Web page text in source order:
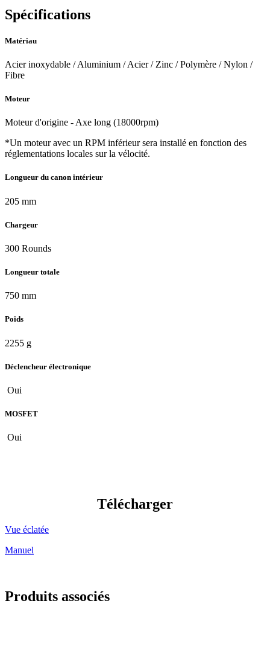
Spécifications
Matériau
Acier inoxydable / Aluminium / Acier / Zinc / Polymère / Nylon /
Fibre
Moteur
Moteur d'origine - Axe long (18000rpm)
*Un moteur avec un RPM inférieur sera installé en fonction des
réglementations locales sur la vélocité.
Longueur du canon intérieur
205 mm
Chargeur
300 Rounds
Longueur totale
750 mm
Poids
2255 g
Déclencheur électronique
Oui
MOSFET
Oui
Télécharger
Vue éclatée
Manuel
Produits associés